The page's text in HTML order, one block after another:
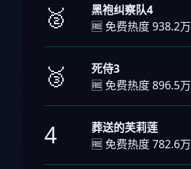
🥈
黑袍纠察队4
🆓 免费热度 938.2万
🥉
死侍3
🆓 免费热度 896.5万
4
葬送的芙莉莲
🆓 免费热度 782.6万